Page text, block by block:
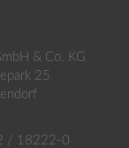
& Co. KG
25
/ 18222-0